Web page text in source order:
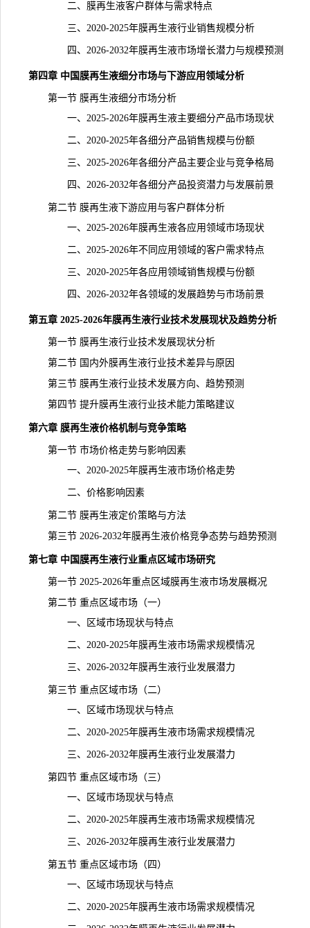
二、膜再生液客户群体与需求特点
三、2020-2025年膜再生液行业销售规模分析
四、2026-2032年膜再生液市场增长潜力与规模预测
第四章 中国膜再生液细分市场与下游应用领域分析
第一节 膜再生液细分市场分析
一、2025-2026年膜再生液主要细分产品市场现状
二、2020-2025年各细分产品销售规模与份额
三、2025-2026年各细分产品主要企业与竞争格局
四、2026-2032年各细分产品投资潜力与发展前景
第二节 膜再生液下游应用与客户群体分析
一、2025-2026年膜再生液各应用领域市场现状
二、2025-2026年不同应用领域的客户需求特点
三、2020-2025年各应用领域销售规模与份额
四、2026-2032年各领域的发展趋势与市场前景
第五章 2025-2026年膜再生液行业技术发展现状及趋势分析
第一节 膜再生液行业技术发展现状分析
第二节 国内外膜再生液行业技术差异与原因
第三节 膜再生液行业技术发展方向、趋势预测
第四节 提升膜再生液行业技术能力策略建议
第六章 膜再生液价格机制与竞争策略
第一节 市场价格走势与影响因素
一、2020-2025年膜再生液市场价格走势
二、价格影响因素
第二节 膜再生液定价策略与方法
第三节 2026-2032年膜再生液价格竞争态势与趋势预测
第七章 中国膜再生液行业重点区域市场研究
第一节 2025-2026年重点区域膜再生液市场发展概况
第二节 重点区域市场（一）
一、区域市场现状与特点
二、2020-2025年膜再生液市场需求规模情况
三、2026-2032年膜再生液行业发展潜力
第三节 重点区域市场（二）
一、区域市场现状与特点
二、2020-2025年膜再生液市场需求规模情况
三、2026-2032年膜再生液行业发展潜力
第四节 重点区域市场（三）
一、区域市场现状与特点
二、2020-2025年膜再生液市场需求规模情况
三、2026-2032年膜再生液行业发展潜力
第五节 重点区域市场（四）
一、区域市场现状与特点
二、2020-2025年膜再生液市场需求规模情况